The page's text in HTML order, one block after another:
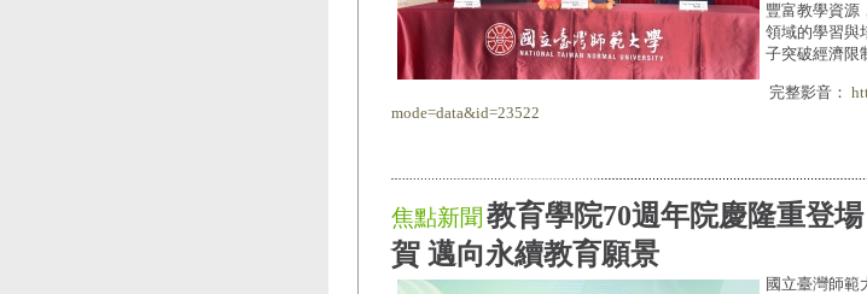
豐富教學資源
領域的學習與
子突破經濟限
完整影音：
mode=data&id=23522
焦點新聞教育學院70週年院慶隆重登
賀 邁向永續教育願景
國立臺灣師範